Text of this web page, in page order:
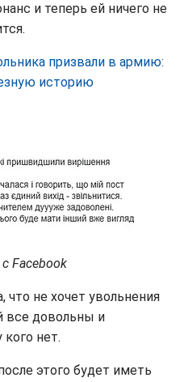
и теперь ей ничего не
призвали в армию:
историю
Facebook
не хочет увольнения
все довольны и
кого нет.
этого будет иметь